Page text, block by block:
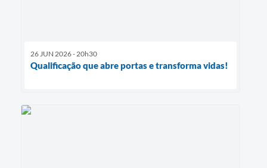
26 JUN 2026 - 20h30
Qualificação que abre portas e transforma vidas!